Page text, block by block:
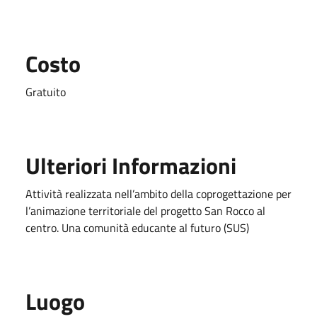
Costo
Gratuito
Ulteriori Informazioni
Attività realizzata nell’ambito della coprogettazione per
l’animazione territoriale del progetto San Rocco al
centro. Una comunità educante al futuro (SUS)
Luogo